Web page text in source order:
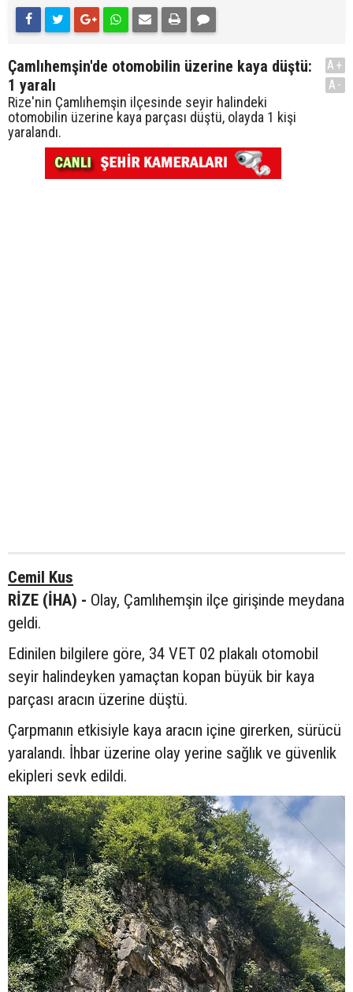
Çamlıhemşin'de otomobilin üzerine kaya düştü:
1 yaralı
Rize'nin Çamlıhemşin ilçesinde seyir halindeki
otomobilin üzerine kaya parçası düştü, olayda 1 kişi
yaralandı.
A+
A-
Cemil Kus
RİZE (İHA) - Olay, Çamlıhemşin ilçe girişinde meydana
geldi.
Edinilen bilgilere göre, 34 VET 02 plakalı otomobil
seyir halindeyken yamaçtan kopan büyük bir kaya
parçası aracın üzerine düştü.
Çarpmanın etkisiyle kaya aracın içine girerken, sürücü
yaralandı. İhbar üzerine olay yerine sağlık ve güvenlik
ekipleri sevk edildi.